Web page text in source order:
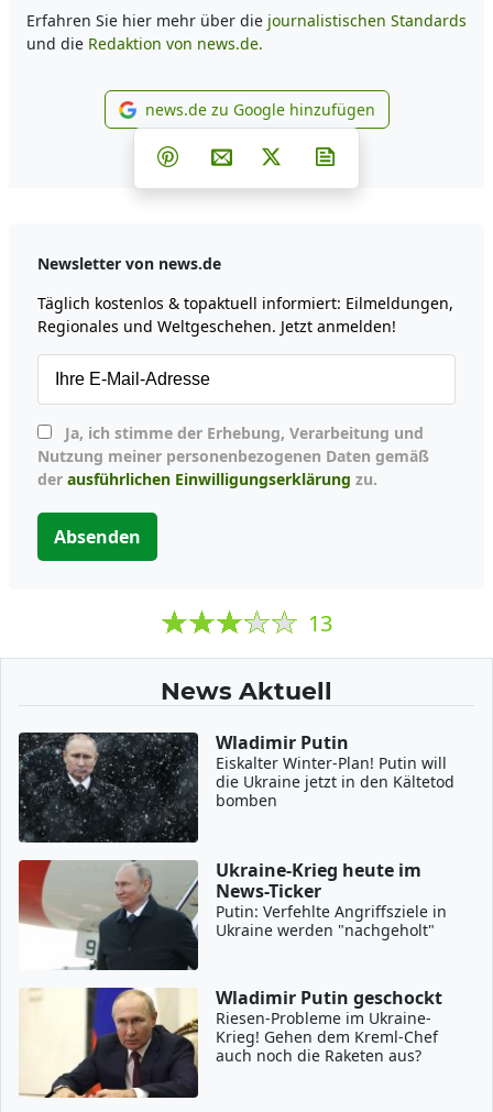
Erfahren Sie hier mehr über die journalistischen Standards
und die Redaktion von news.de.
news.de zu Google
news.de zu Google hinzufügen
Teilen auf Facebook
Teilen auf Whatsapp
Teilen auf Telegram
Teilen auf Pinterest
Per E-Mail teilen
Post auf X
Newsletter von news.de
Täglich kostenlos & topaktuell informiert: Eilmeldungen,
Regionales und Weltgeschehen. Jetzt anmelden!
Nutzung meiner personenbezogenen Daten gemäß
der ausführlichen Einwilligungserklärung zu.
Absenden
13
News Aktuell
Wladimir Putin
Eiskalter Winter-Plan! Putin will
die Ukraine jetzt in den Kältetod
bomben
Ukraine-Krieg heute im
News-Ticker
Putin: Verfehlte Angriffsziele in
Ukraine werden "nachgeholt"
Wladimir Putin geschockt
Riesen-Probleme im Ukraine-
Krieg! Gehen dem Kreml-Chef
auch noch die Raketen aus?